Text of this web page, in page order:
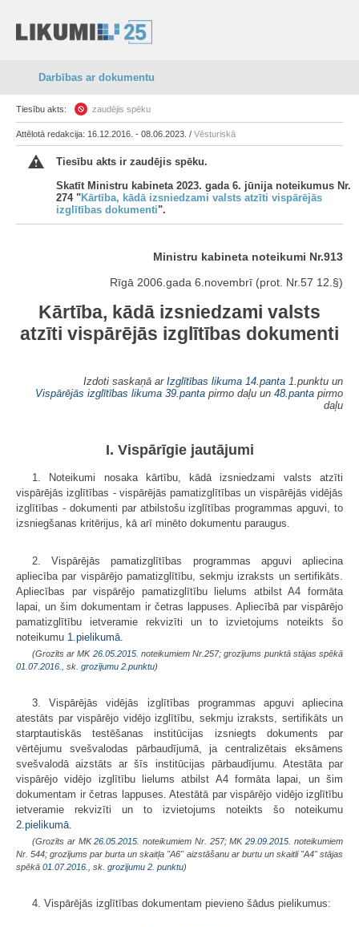
Darbības ar dokumentu
Tiesību akts: zaudējis spēku
Attēlotā redakcija: 16.12.2016. - 08.06.2023. / Vēsturiskā
Tiesību akts ir zaudējis spēku.
Skatīt Ministru kabineta 2023. gada 6. jūnija noteikumus Nr.
274 "Kārtība, kādā izsniedzami valsts atzīti vispārējās
izglītības dokumenti".
Ministru kabineta noteikumi Nr.913
Rīgā 2006.gada 6.novembrī (prot. Nr.57 12.§)
Kārtība, kādā izsniedzami valsts
atzīti vispārējās izglītības dokumenti
Izdoti saskaņā ar Izglītības likuma 14.panta 1.punktu un
Vispārējās izglītības likuma 39.panta pirmo daļu un 48.panta pirmo
daļu
I. Vispārīgie jautājumi
1. Noteikumi nosaka kārtību, kādā izsniedzami valsts atzīti
vispārējās izglītības - vispārējās pamatizglītības un vispārējās vidējās
izglītības - dokumenti par atbilstošu izglītības programmas apguvi, to
izsniegšanas kritērijus, kā arī minēto dokumentu paraugus.
2. Vispārējās pamatizglītības programmas apguvi apliecina
apliecība par vispārējo pamatizglītību, sekmju izraksts un sertifikāts.
Apliecības par vispārējo pamatizglītību lielums atbilst A4 formāta
lapai, un šim dokumentam ir četras lappuses. Apliecībā par vispārējo
pamatizglītību ietveramie rekvizīti un to izvietojums noteikts šo
noteikumu 1.pielikumā
(Grozīts ar MK 26.05.2015. noteikumiem Nr.257; grozījums punktā stājas spēkā
01.07.2016.
, sk. grozījumu 2.punktu)
3. Vispārējās vidējās izglītības programmas apguvi apliecina
atestāts par vispārējo vidējo izglītību, sekmju izraksts, sertifikāts un
starptautiskās testēšanas institūcijas izsniegts dokuments par
vērtējumu svešvalodas pārbaudījumā, ja centralizētais eksāmens
svešvalodā aizstāts ar šīs institūcijas pārbaudījumu. Atestāta par
vispārējo vidējo izglītību lielums atbilst A4 formāta lapai, un šim
dokumentam ir četras lappuses. Atestātā par vispārējo vidējo izglītību
ietveramie rekvizīti un to izvietojums noteikts šo noteikumu
2.pielikumā
(Grozīts ar MK26.05.2015. noteikumiem Nr. 257; MK29.09.2015. noteikumiem
Nr. 544; grozījums par burta un skaitļa "A6" aizstāšanu ar burtu un skaitli "A4" stājas
spēkā 01.07.2016. , sk. grozījumu 2. punktu)
4. Vispārējās izglītības dokumentam pievieno šādus pielikumus: